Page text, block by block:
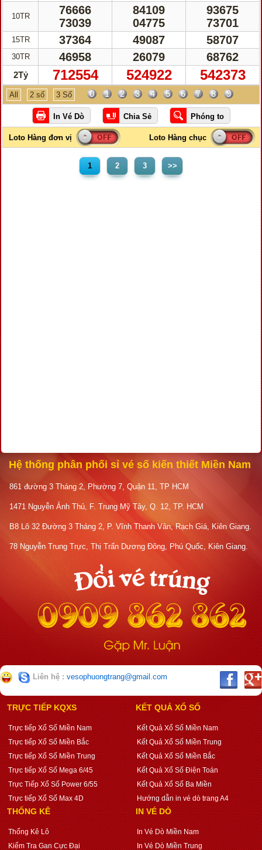
10TR
15TR
30TR
2Tỷ
76666
73039
37364
46958
712554
84109
04775
49087
26079
524922
93675
73701
58707
68762
542373
All 2 số 3 Số 0 1 2 3 4 5 6 7 8 9
1 2 3 >>
Hệ thống phân phối sỉ vé số kiến thiết Miền Nam
861 đường 3 Tháng 2, Phường 7, Quận 11, TP HCM
1471 Nguyễn Ảnh Thủ, F. Trung Mỹ Tây, Q. 12, TP. HCM
B8 Lô 32 Đường 3 Tháng 2, P. Vĩnh Thanh Vân, Rạch Giá, Kiên Giang.
78 Nguyễn Trung Trực, Thị Trấn Dương Đông, Phú Quốc, Kiên Giang.
Liên hệ : vesophuongtrang@gmail.com
TRỰC TIẾP KQXS
Trực tiếp Xổ Số Miền Nam
Trực tiếp Xổ Số Miền Bắc
Trực tiếp Xổ Số Miền Trung
Trực tiếp Xổ Số Mega 6/45
Trực Tiếp Xổ Số Power 6/55
Trực tiếp Xổ Số Max 4D
KẾT QUẢ XỔ SỐ
Kết Quả Xổ Số Miền Nam
Kết Quả Xổ Số Miền Trung
Kết Quả Xổ Số Miền Bắc
Kết Quả Xổ Số Điện Toán
Kết Quả Xổ Số Ba Miền
Hướng dẫn in vé dò trang A4
THỐNG KÊ
Thống Kê Lô
Kiểm Tra Gan Cực Đại
IN VÉ DÒ
In Vé Dò Miền Nam
In Vé Dò Miền Trung